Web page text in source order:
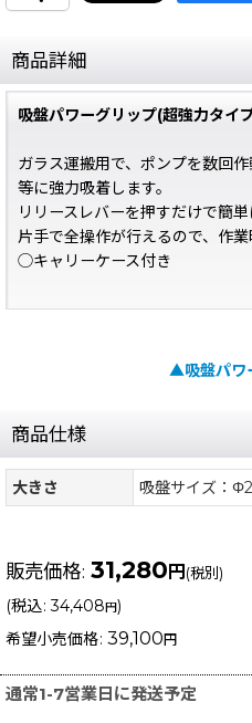
商品詳細
吸盤パワーグリップ(超強力タイ
ガラス運搬用で、ポンプを数回
等に強力吸着します。
リリースレバーを押すだけで簡単
片手で全操作が行えるので、作業
◯キャリーケース付き
▲吸盤パワ
商品仕様
大きさ 吸盤サイズ：
販売価格: 31,280 円 (税別)
(税込: 34,408円)
希望小売価格: 39,100 円
通常1-7営業日に発送予定